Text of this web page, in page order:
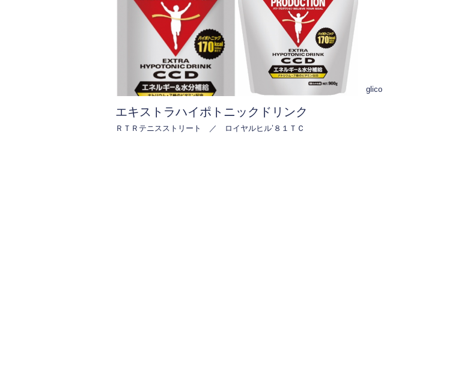
glico
エキストラハイポトニックドリンク
ＲＴＲテニスストリート ／ ロイヤルヒル’８１ＴＣ